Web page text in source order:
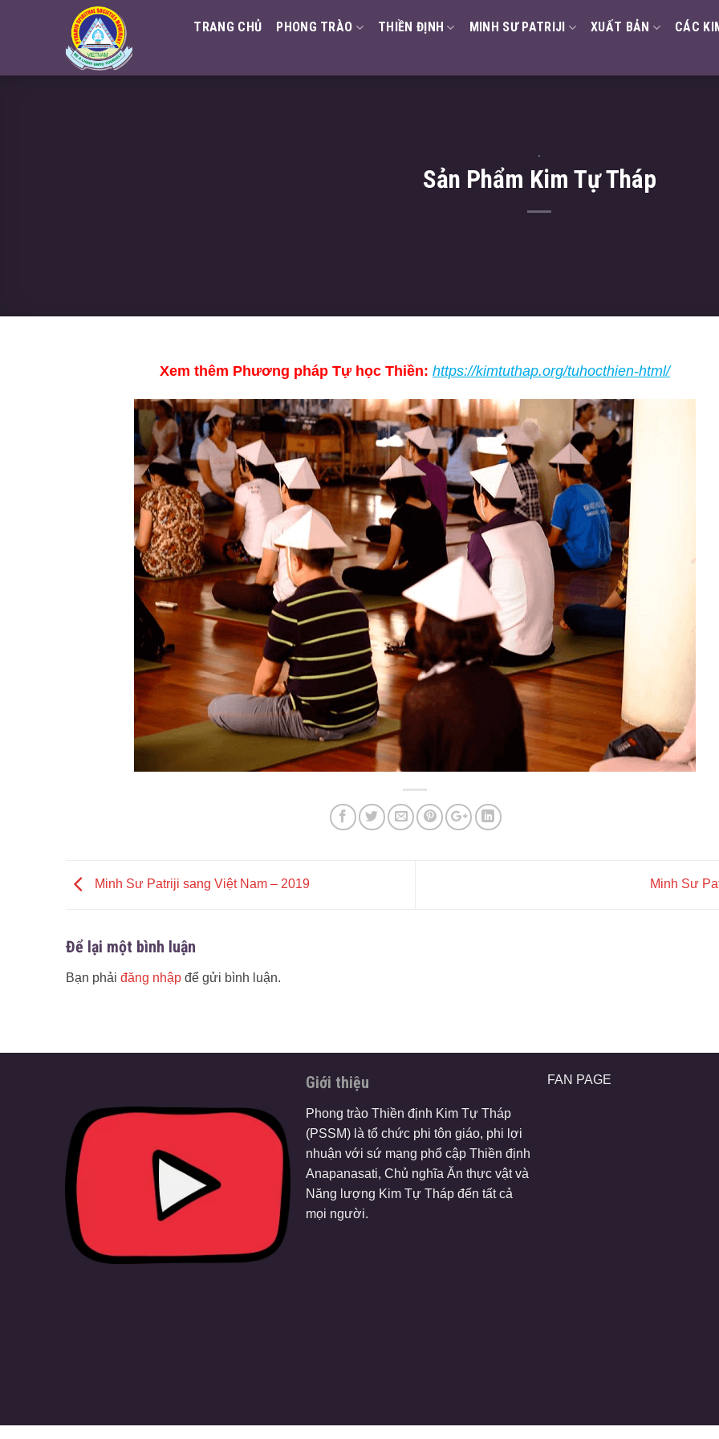
TRANG CHỦ PHONG TRÀO THIỀN ĐỊNH MINH SƯ PATRIJI XUẤT BẢN CÁC
.
Sản Phẩm Kim Tự Tháp
Xem thêm Phương pháp Tự học Thiền: https://kimtuthap.org/tuhocthien-html/
Minh Sư Patriji sang Việt Nam – 2019 Minh Sư
Để lại một bình luận
Bạn phải đăng nhập để gửi bình luận.
Giới thiệu
Phong trào Thiền định Kim Tự Tháp
(PSSM) là tổ chức phi tôn giáo, phi lợi
nhuận với sứ mạng phổ cập Thiền định
Anapanasati, Chủ nghĩa Ăn thực vật và
Năng lượng Kim Tự Tháp đến tất cả
mọi người.
FAN PAGE